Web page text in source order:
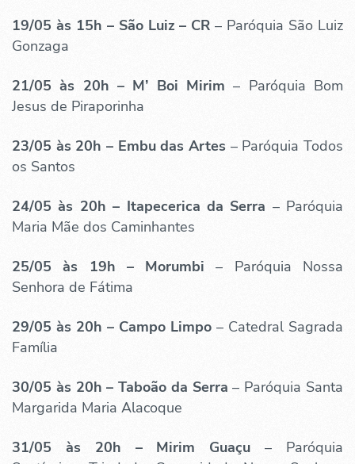
19/05 às 15h – São Luiz – CR – Paróquia São Luiz
Gonzaga
21/05 às 20h – M’ Boi Mirim – Paróquia Bom
Jesus de Piraporinha
23/05 às 20h – Embu das Artes – Paróquia Todos
os Santos
24/05 às 20h – Itapecerica da Serra – Paróquia
Maria Mãe dos Caminhantes
25/05 às 19h – Morumbi – Paróquia Nossa
Senhora de Fátima
29/05 às 20h – Campo Limpo – Catedral Sagrada
Família
30/05 às 20h – Taboão da Serra – Paróquia Santa
Margarida Maria Alacoque
31/05 às 20h – Mirim Guaçu – Paróquia